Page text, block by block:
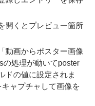
開くとプレビュー箇所
動画からポスター画像
の処理が動いてposter
ドの値に設定されま
ャプチャして画像を